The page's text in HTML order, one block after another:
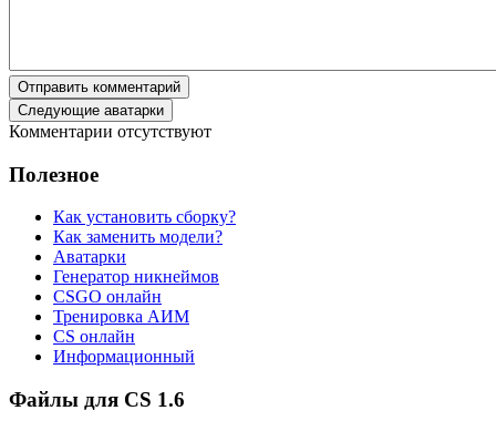
Отправить комментарий
Следующие аватарки
Комментарии отсутствуют
Полезное
Как установить сборку?
Как заменить модели?
Аватарки
Генератор никнеймов
CSGO онлайн
Тренировка АИМ
CS онлайн
Информационный
Файлы для CS 1.6